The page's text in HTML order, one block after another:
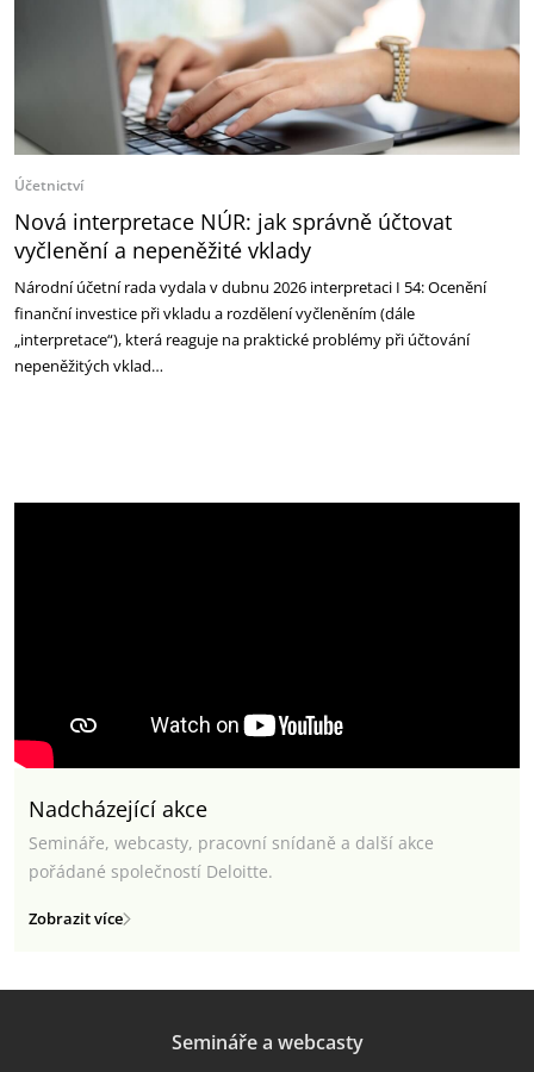
Účetnictví
Nová interpretace NÚR: jak správně účtovat
vyčlenění a nepeněžité vklady
Národní účetní rada vydala v dubnu 2026 interpretaci I 54: Ocenění
finanční investice při vkladu a rozdělení vyčleněním (dále
„interpretace“), která reaguje na praktické problémy při účtování
nepeněžitých vklad…
Nadcházející akce
Semináře, webcasty, pracovní snídaně a další akce
pořádané společností Deloitte.
Zobrazit více
Semináře a webcasty